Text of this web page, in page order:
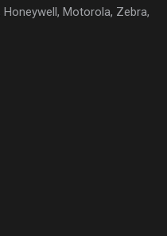
Honeywell, Motorola, Zebra,